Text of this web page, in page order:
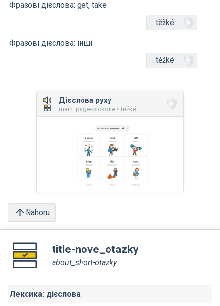
Фразові дієслова: get, take
těžké
Фразові дієслова: інші
těžké
Дієслова руху
main_page-pickone • těžké
Nahoru
title-nove_otazky
about_short-otazky
Лексика: дієслова